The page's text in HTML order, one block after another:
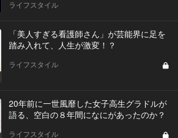
ライフスタイル
「美人すぎる看護師さん」が芸能界に足を
踏み入れて、人生が激変！？
ライフスタイル
20年前に一世風靡した女子高生グラドルが
語る、空白の８年間になにがあったのか？
ライフスタイル